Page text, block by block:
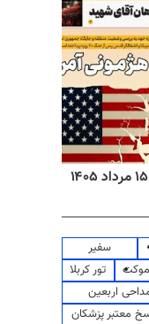
سفیر
تور کربلا
اربعین
معتبر پزشکان